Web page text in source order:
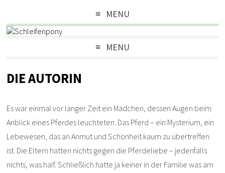
MENU
MENU
DIE AUTORIN
Es war einmal vor langer Zeit ein Mädchen, dessen Augen beim
Anblick eines Pferdes leuchteten. Das Pferd – ein Mysterium, ein
Lebewesen, das an Anmut und Schönheit kaum zu übertreffen
ist. Die Eltern hatten nichts gegen die Pferdeliebe – jedenfalls
nichts, was half. Schließlich hatte ja keiner in der Familie was am